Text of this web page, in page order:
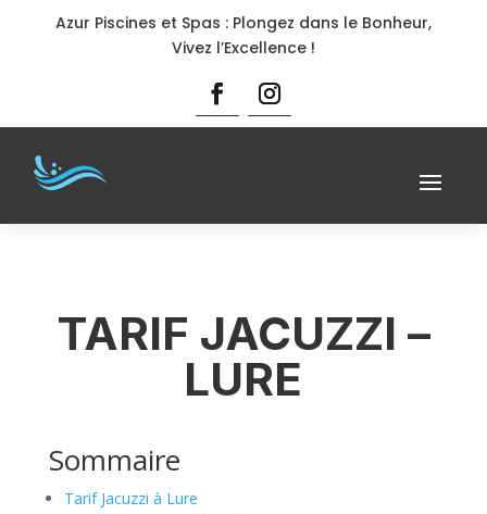
Azur Piscines et Spas : Plongez dans le Bonheur,
Vivez l’Excellence !
TARIF JACUZZI –
LURE
Sommaire
Tarif Jacuzzi à Lure